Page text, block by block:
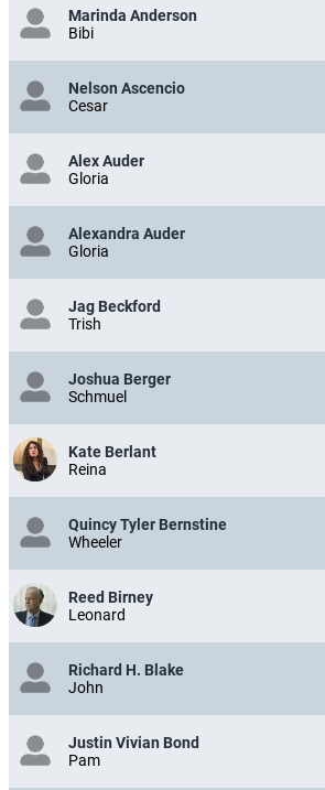
Marinda Anderson
Bibi
Nelson Ascencio
Cesar
Alex Auder
Gloria
Alexandra Auder
Gloria
Jag Beckford
Trish
Joshua Berger
Schmuel
Kate Berlant
Reina
Quincy Tyler Bernstine
Wheeler
Reed Birney
Leonard
Richard H. Blake
John
Justin Vivian Bond
Pam